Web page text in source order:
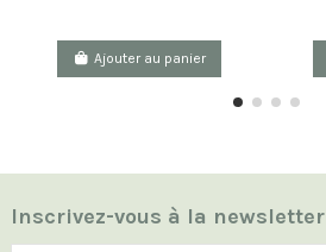
Ajouter au panier
Inscrivez-vous à la newsletter